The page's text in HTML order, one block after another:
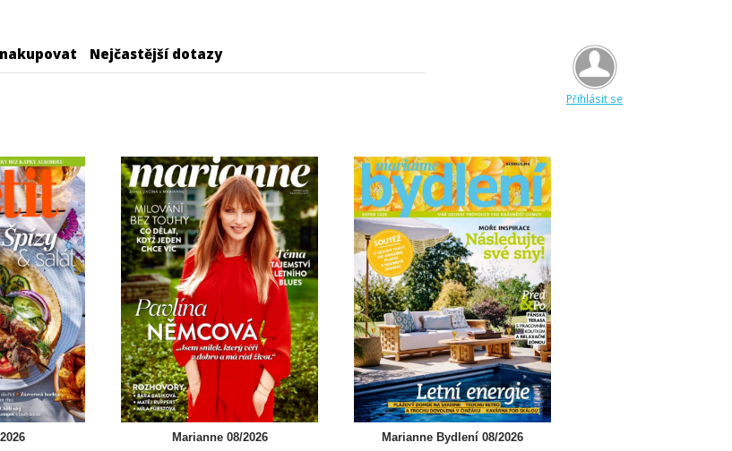
Nejčastější dotazy
Přihlásit se
Marianne 08/2026 Marianne Bydlení 08/2026